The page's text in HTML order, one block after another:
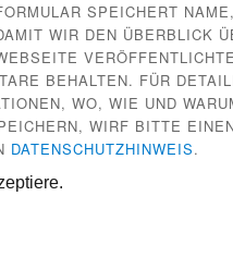
SPEICHERT
WIR DEN ÜBERBLICK
VERÖFFENTLICHTE
BEHALTEN. FÜR
WO, WIE UND
WIRF BITTE
DATENSCHUTZHINWEIS.